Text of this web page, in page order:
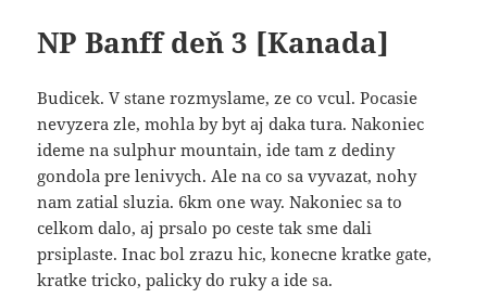
NP Banff deň 3 [Kanada]
Budicek. V stane rozmyslame, ze co vcul. Pocasie
nevyzera zle, mohla by byt aj daka tura. Nakoniec
ideme na sulphur mountain, ide tam z dediny
gondola pre lenivych. Ale na co sa vyvazat, nohy
nam zatial sluzia. 6km one way. Nakoniec sa to
celkom dalo, aj prsalo po ceste tak sme dali
prsiplaste. Inac bol zrazu hic, konecne kratke gate,
kratke tricko, palicky do ruky a ide sa.